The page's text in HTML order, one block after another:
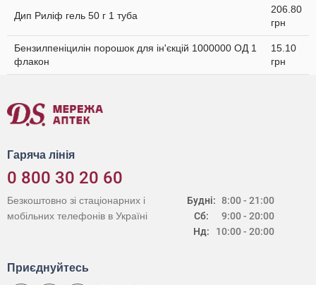
Дип Риліф гель 50 г 1 туба
206.80
грн
Бензилпеніцилін порошок для ін'єкцій 1000000 ОД 1
флакон
15.10
грн
Гаряча лінія
0 800 30 20 60
Будні:
Сб:
Нд:
8:00 - 21:00
9:00 - 20:00
10:00 - 20:00
Безкоштовно зі стаціонарних і
мобільних телефонів в Україні
Приєднуйтесь